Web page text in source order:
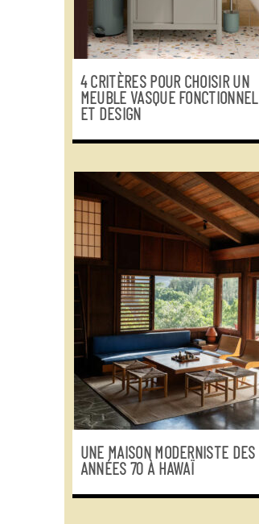
4 CRITÈRES POUR CHOISIR UN
MEUBLE VASQUE FONCTIONNEL
ET DESIGN
UNE MAISON MODERNISTE DES
ANNÉES 70 À HAWAÏ